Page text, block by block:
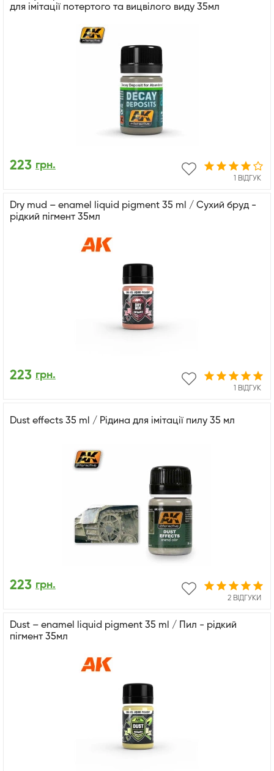
для імітації потертого та вицвілого виду 35мл
1 ВІДГУК
223 грн.
Dry mud – enamel liquid pigment 35 ml / Сухий бруд -
рідкий пігмент 35мл
1 ВІДГУК
223 грн.
Dust effects 35 ml / Рідина для імітації пилу 35 мл
2 ВІДГУКИ
223 грн.
Dust – enamel liquid pigment 35 ml / Пил - рідкий
пігмент 35мл